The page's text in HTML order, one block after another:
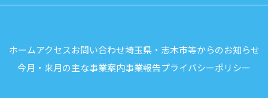
ホームアクセスお問い合わせ埼玉県・志木市等からのお知らせ
今月・来月の主な事業案内事業報告プライバシーポリシー